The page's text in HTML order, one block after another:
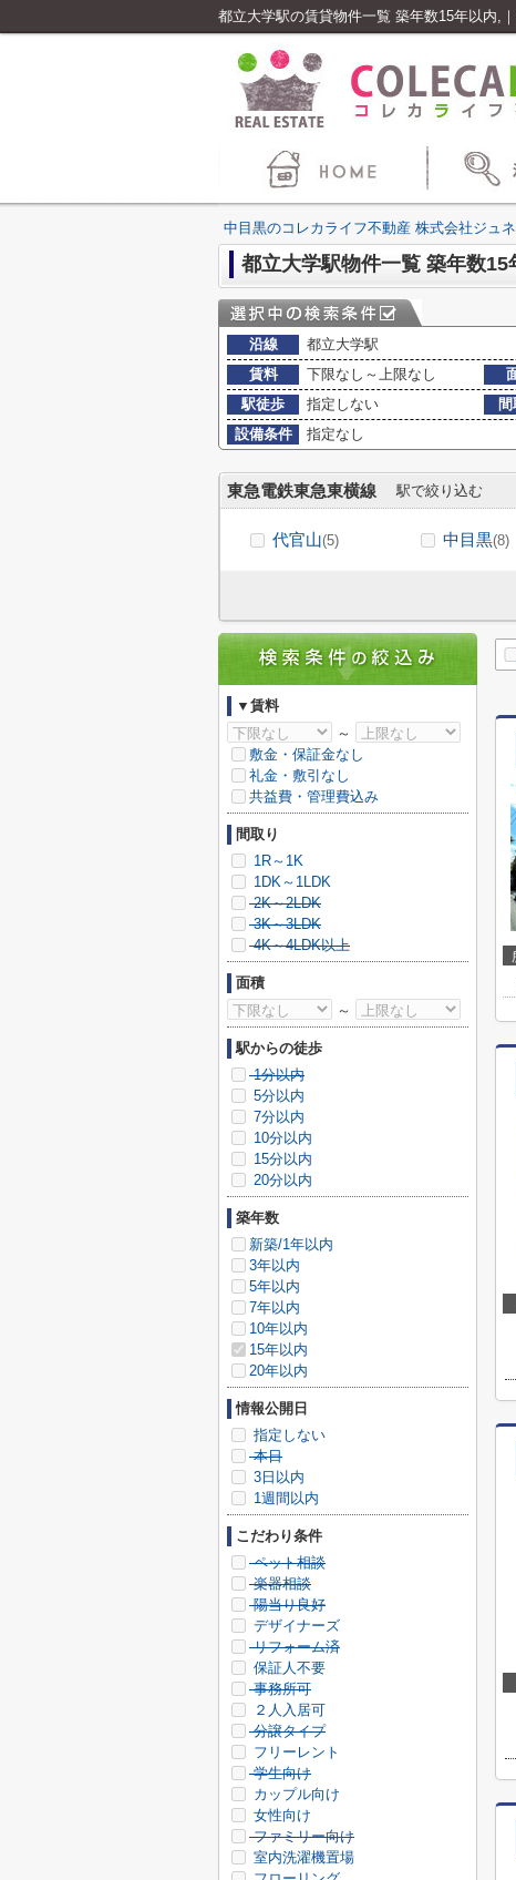
都立大学駅の賃貸物件一覧 築年数15年以内,
中目黒のコレカライフ不動産 株式会社ジュ
都立大学駅物件一覧 築年数15
沿線
都立大学駅
賃料
下限なし～上限なし
駅徒歩
指定しない 間
設備条件
指定なし
東急電鉄東急東横線 駅で絞り込む
代官山(5) 中目黒(8)
▼賃料
～
敷金・保証金なし
礼金・敷引なし
共益費・管理費込み
間取り
1R～1K
1DK～1LDK
2K～2LDK
3K～3LDK
4K～4LDK以上
面積
～
駅からの徒歩
1分以内
5分以内
7分以内
10分以内
15分以内
20分以内
築年数
新築/1年以内
3年以内
5年以内
7年以内
10年以内
15年以内
20年以内
情報公開日
指定しない
本日
3日以内
1週間以内
こだわり条件
ペット相談
楽器相談
陽当り良好
デザイナーズ
リフォーム済
保証人不要
事務所可
２人入居可
分譲タイプ
フリーレント
学生向け
カップル向け
女性向け
ファミリー向け
室内洗濯機置場